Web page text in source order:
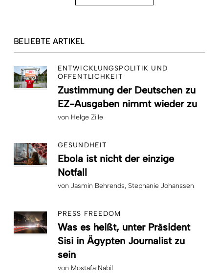
BELIEBTE ARTIKEL
ENTWICKLUNGSPOLITIK UND
ÖFFENTLICHKEIT
Zustimmung der Deutschen zu
EZ-Ausgaben nimmt wieder zu
von Helge Zille
GESUNDHEIT
Ebola ist nicht der einzige
Notfall
von Jasmin Behrends Stephanie Johanssen
PRESS FREEDOM
Was es heißt, unter Präsident
Sisi in Ägypten Journalist zu
sein
von Mostafa Nabil